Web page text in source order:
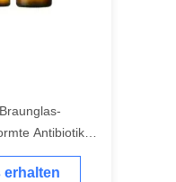
Antibiotika-
erhalten